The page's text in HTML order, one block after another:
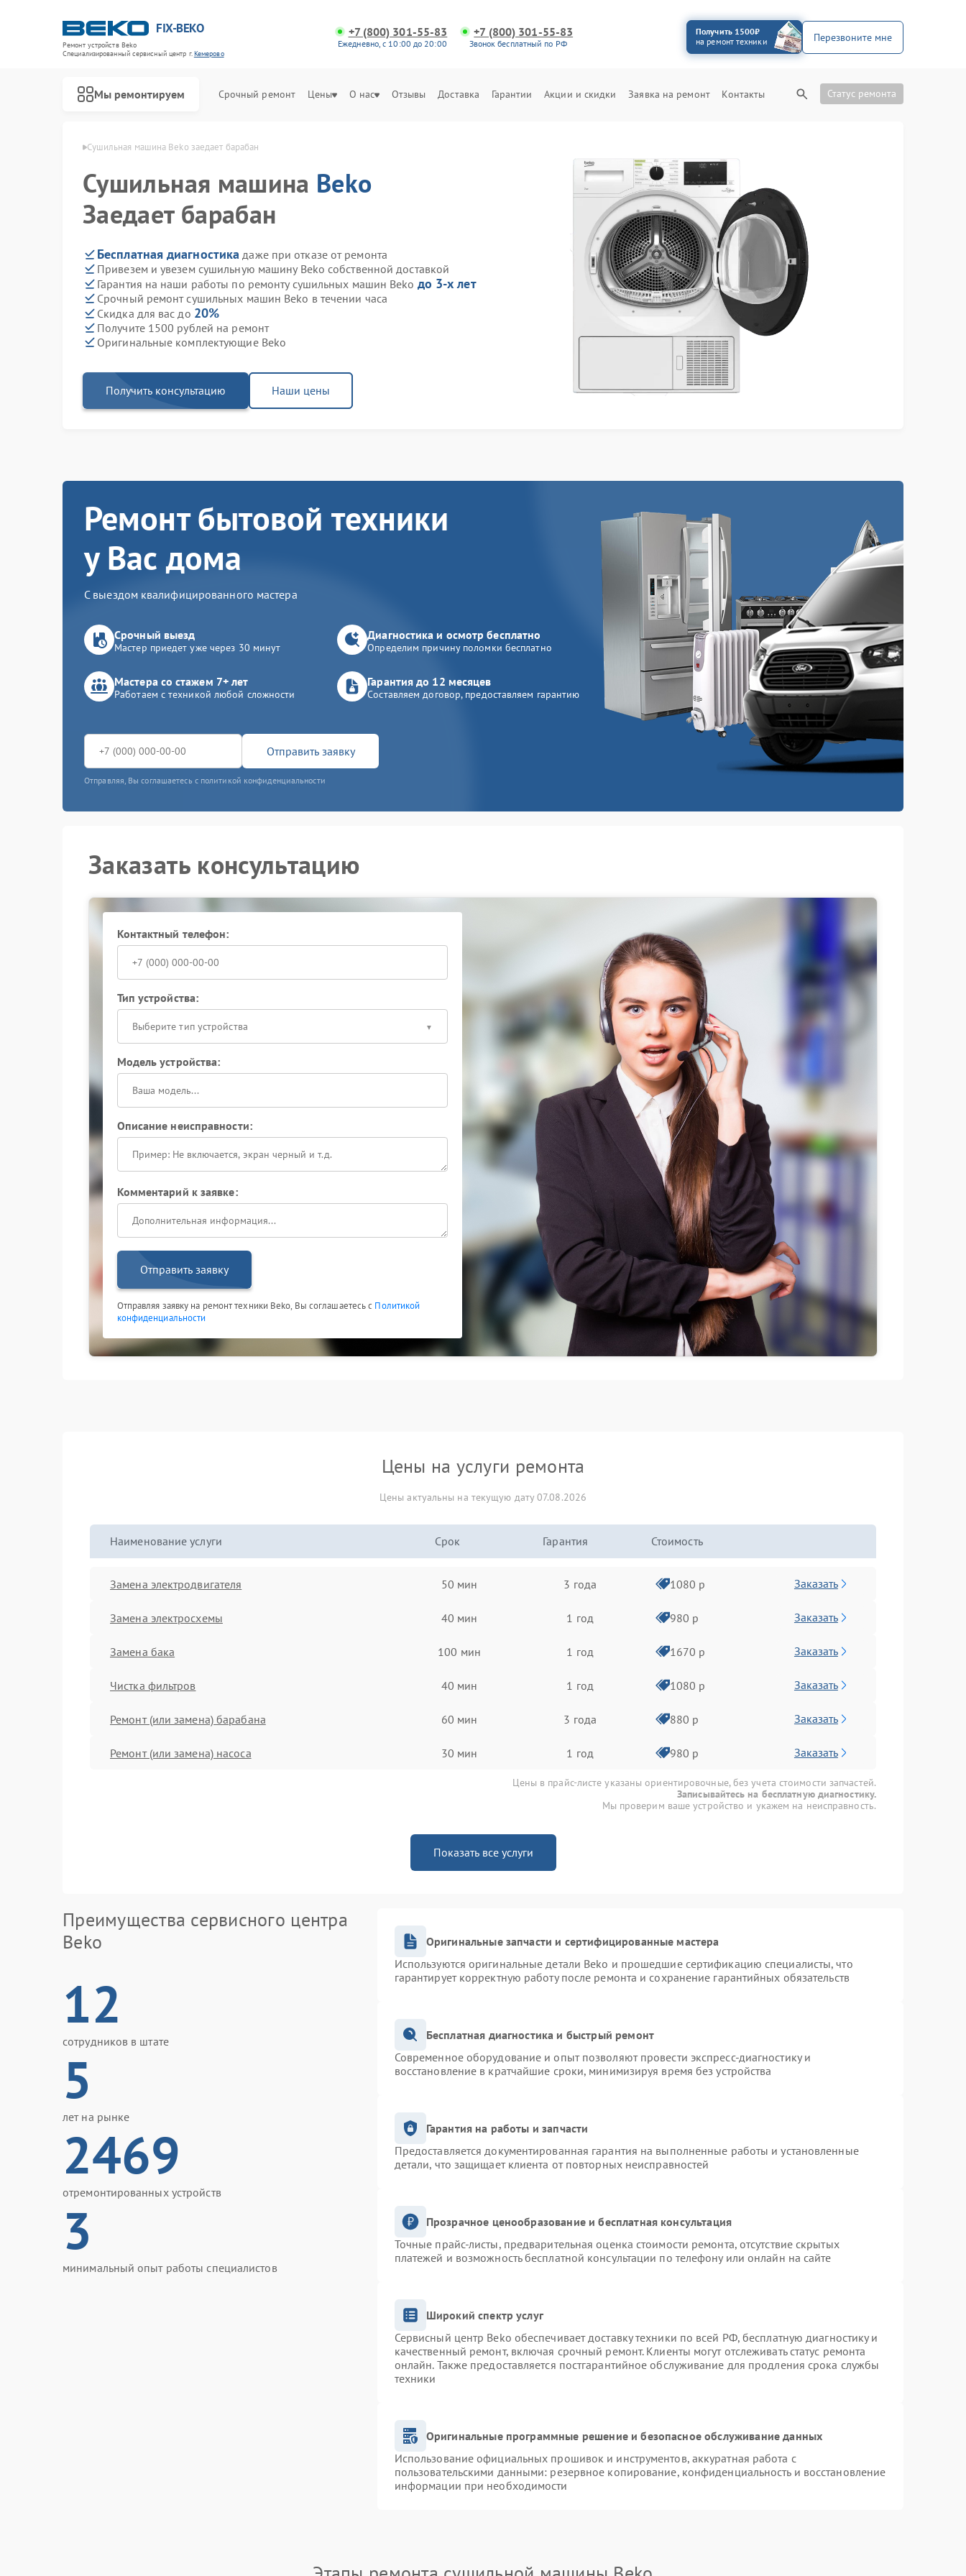
FIX-BEKO
Ремонт устройств Beko
Специализированный cервисный центр г.Кемерово
+7 (800) 301-55-83
Ежедневно, с 10:00 до 20:00
+7 (800) 301-55-83
Звонок бесплатный по РФ
Получить 1500₽
на ремонт техники
Перезвоните мне
Мы ремонтируем Срочный ремонт Цены О нас Отзывы Доставка Гарантии Акции и скидки Заявка на ремонт Контакты Статус ремонта
Сушильная машина Beko заедает барабан
Сушильная машина Beko
Заедает барабан
Бесплатная диагностика даже при отказе от ремонта
Привезем и увезем сушильную машину Beko собственной доставкой
Гарантия на наши работы по ремонту сушильных машин Beko до 3-х лет
Срочный ремонт сушильных машин Beko в течении часа
Скидка для вас до 20%
Получите 1500 рублей на ремонт
Оригинальные комплектующие Beko
Получить консультацию Наши цены
Ремонт бытовой техники
у Вас дома
С выездом квалифицированного мастера
Срочный выезд
Мастер приедет уже через 30 минут
Диагностика и осмотр бесплатно
Определим причину поломки бесплатно
Мастера со стажем 7+ лет
Работаем с техникой любой сложности
Гарантия до 12 месяцев
Составляем договор, предоставляем гарантию
Отправить заявку
Отправляя, Вы соглашаетесь с политикой конфиденциальности
Заказать консультацию
Контактный телефон:
Тип устройства:
Выберите тип устройства
Модель устройства:
Описание неисправности:
Комментарий к заявке:
Отправить заявку
Отправляя заявку на ремонт техники Beko, Вы соглашаетесь с Политикой
конфиденциальности
Цены на услуги ремонта
Цены актуальны на текущую дату 07.08.2026
Наименование услуги Срок Гарантия Стоимость
Замена электродвигателя 50 мин 3 года 1080 р Заказать
Замена электросхемы 40 мин 1 год 980 р Заказать
Замена бака 100 мин 1 год 1670 р Заказать
Чистка фильтров 40 мин 1 год 1080 р Заказать
Ремонт (или замена) барабана 60 мин 3 года 880 р Заказать
Ремонт (или замена) насоса 30 мин 1 год 980 р Заказать
Цены в прайс-листе указаны ориентировочные, без учета стоимости запчастей.
Записывайтесь на бесплатную диагностику.
Мы проверим ваше устройство и укажем на неисправность.
Показать все услуги
Преимущества сервисного центра
Beko
12
сотрудников в штате
5
лет на рынке
2469
отремонтированных устройств
3
минимальный опыт работы специалистов
Оригинальные запчасти и сертифицированные мастера
Используются оригинальные детали Beko и прошедшие сертификацию специалисты, что
гарантирует корректную работу после ремонта и сохранение гарантийных обязательств
Бесплатная диагностика и быстрый ремонт
Современное оборудование и опыт позволяют провести экспресс-диагностику и
восстановление в кратчайшие сроки, минимизируя время без устройства
Гарантия на работы и запчасти
Предоставляется документированная гарантия на выполненные работы и установленные
детали, что защищает клиента от повторных неисправностей
Прозрачное ценообразование и бесплатная консультация
Точные прайс-листы, предварительная оценка стоимости ремонта, отсутствие скрытых
платежей и возможность бесплатной консультации по телефону или онлайн на сайте
Широкий спектр услуг
Сервисный центр Beko обеспечивает доставку техники по всей РФ, бесплатную диагностику и
качественный ремонт, включая срочный ремонт. Клиенты могут отслеживать статус ремонта
онлайн. Также предоставляется постгарантийное обслуживание для продления срока службы
техники
Оригинальные программные решение и безопасное обслуживание данных
Использование официальных прошивок и инструментов, аккуратная работа с
пользовательскими данными: резервное копирование, конфиденциальность и восстановление
информации при необходимости